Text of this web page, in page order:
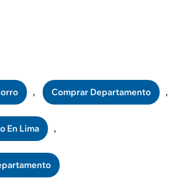
, Comprar Departamento ,
En Lima ,